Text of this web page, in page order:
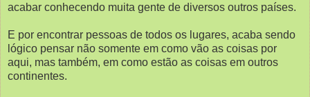
acabar conhecendo muita gente de diversos outros países.
E por encontrar pessoas de todos os lugares, acaba sendo
lógico pensar não somente em como vão as coisas por
aqui, mas também, em como estão as coisas em outros
continentes.